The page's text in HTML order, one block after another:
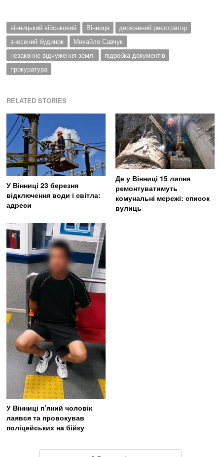
вінницький військовий Вінниця
державний реєстратор
знесений будинок
Михайло Савчук
незаконне відчуження землі
підробка документів
прокуратура
RELATED STORIES
У Вінниці 23 березня
відключення води і світла:
адреси
Де у Вінниці 15 липня
ремонтуватимуть
комунальні мережі: список
вулиць
У Вінниці п’яний чоловік
лаявся та провокував
поліцейських на бійку